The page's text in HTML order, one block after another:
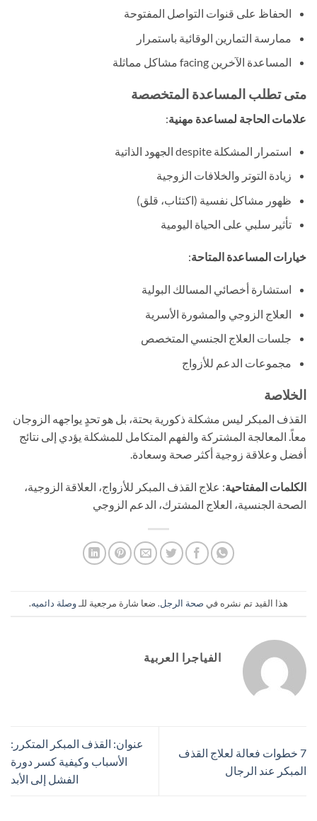
الحفاظ على قنوات التواصل المفتوحة
ممارسة التمارين الوقائية باستمرار
المساعدة الآخرين facing مشاكل مماثلة
متى تطلب المساعدة المتخصصة
علامات الحاجة لمساعدة مهنية:
استمرار المشكلة despite الجهود الذاتية
زيادة التوتر والخلافات الزوجية
ظهور مشاكل نفسية (اكتئاب، قلق)
تأثير سلبي على الحياة اليومية
خيارات المساعدة المتاحة:
استشارة أخصائي المسالك البولية
العلاج الزوجي والمشورة الأسرية
جلسات العلاج الجنسي المتخصص
مجموعات الدعم للأزواج
الخلاصة
القذف المبكر ليس مشكلة ذكورية بحتة، بل هو تحدٍ يواجهه الزوجان
معاً. المعالجة المشتركة والفهم المتكامل للمشكلة يؤدي إلى نتائج
أفضل وعلاقة زوجية أكثر صحة وسعادة.
الكلمات المفتاحية: علاج القذف المبكر للأزواج، العلاقة الزوجية،
الصحة الجنسية، العلاج المشترك، الدعم الزوجي
هذا القيد تم نشره في صحة الرجل. ضعا شارة مرجعية للـوصلة دائميه.
الفياجرا العربية
7 خطوات فعالة لعلاج القذف
المبكر عند الرجال
عنوان: القذف المبكر المتكرر:
الأسباب وكيفية كسر دورة
الفشل إلى الأبد​